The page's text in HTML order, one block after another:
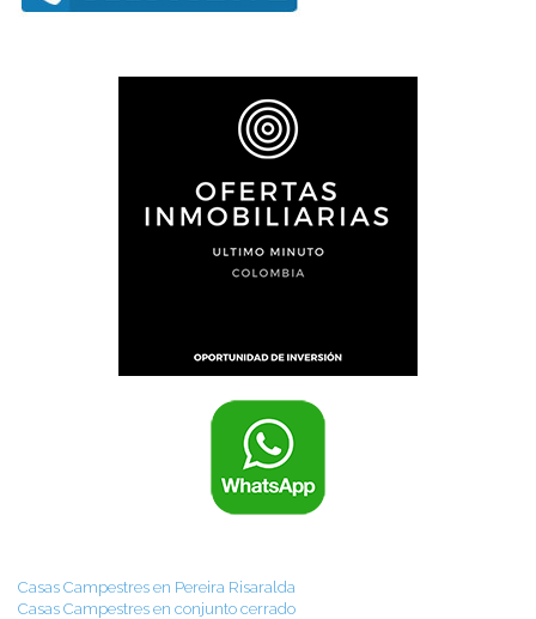
Casas Campestres en Pereira Risaralda
Casas Campestres en conjunto cerrado